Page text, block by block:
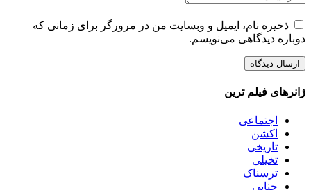
ذخیره نام، ایمیل و وبسایت من در مرورگر برای زمانی که
دوباره دیدگاهی می‌نویسم.
ژانرهای فیلم ترین
اجتماعی
اکشن
تاریخی
تخیلی
ترسناک
جنایی